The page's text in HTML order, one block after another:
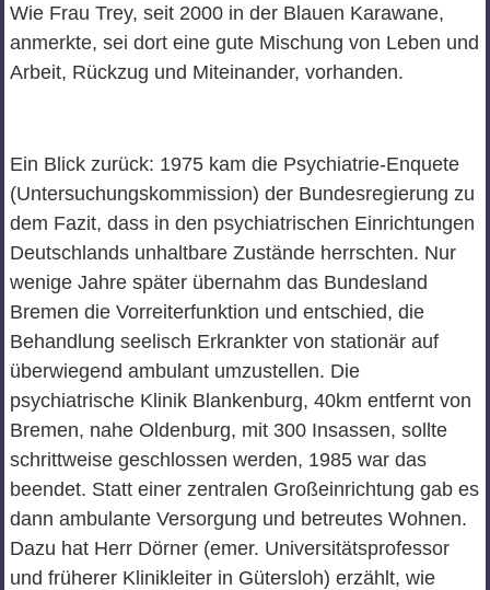
Wie Frau Trey, seit 2000 in der Blauen Karawane,
anmerkte, sei dort eine gute Mischung von Leben und
Arbeit, Rückzug und Miteinander, vorhanden.
Ein Blick zurück: 1975 kam die Psychiatrie-Enquete
(Untersuchungskommission) der Bundesregierung zu
dem Fazit, dass in den psychiatrischen Einrichtungen
Deutschlands unhaltbare Zustände herrschten. Nur
wenige Jahre später übernahm das Bundesland
Bremen die Vorreiterfunktion und entschied, die
Behandlung seelisch Erkrankter von stationär auf
überwiegend ambulant umzustellen. Die
psychiatrische Klinik Blankenburg, 40km entfernt von
Bremen, nahe Oldenburg, mit 300 Insassen, sollte
schrittweise geschlossen werden, 1985 war das
beendet. Statt einer zentralen Großeinrichtung gab es
dann ambulante Versorgung und betreutes Wohnen.
Dazu hat Herr Dörner (emer. Universitätsprofessor
und früherer Klinikleiter in Gütersloh) erzählt, wie